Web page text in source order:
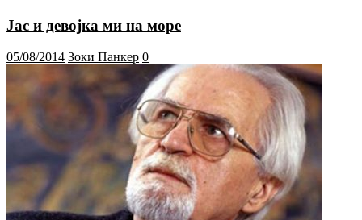
Јас и девојка ми на море
05/08/2014 Зоки Панкер 0